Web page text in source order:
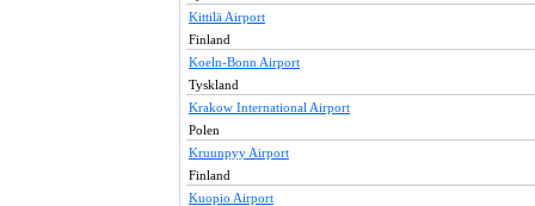
Kittilä Airport
Finland
Koeln-Bonn Airport
Tyskland
Krakow International Airport
Polen
Kruunpyy Airport
Finland
Kuopio Airport